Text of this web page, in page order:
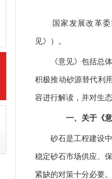
国家发展改革
见》）。
《意见》包括总体
积极推动砂源替代利
容进行解读，并对生
一、关于《意
砂石是工程建设中
稳定砂石市场供应、
紧缺的对策十分必要。